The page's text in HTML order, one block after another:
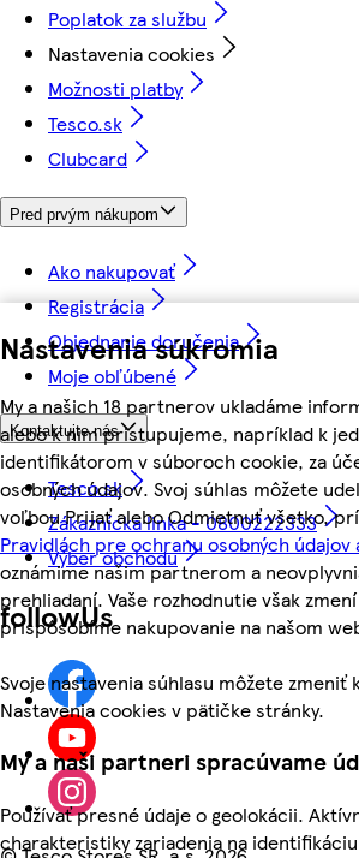
Nastavenia súkromia
My a našich 18 partnerov ukladáme
alebo k nim pristupujeme, napríklad k
identifikátorom v súboroch cookie, za
osobných údajov. Svoj súhlas môžete
voľbou Prijať alebo Odmietnuť všetko,
Pravidlách pre ochranu osobných údajov
oznámime našim partnerom a
prehliadaní. Vaše rozhodnutie však
prispôsobíme nakupovanie na našom
Svoje nastavenia súhlasu môžete zmeniť
Nastavenia cookies v pätičke stránky.
My a naši partneri spracúvame
Používať presné údaje o geolokácii.
charakteristiky zariadenia na
Poplatok za službu
Nastavenia cookies
Možnosti platby
Tesco.sk
Clubcard
Pred prvým nákupom
Ako nakupovať
Registrácia
Objednanie doručenia
Moje obľúbené
Kontaktujte nás
Tesco.sk
Zákaznícka linka - 0800222333
Výber obchodu
followUs